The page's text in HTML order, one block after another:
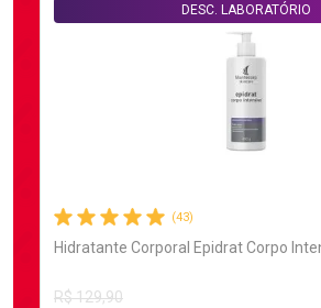
(43)
Hidratante Corporal Epidrat Corpo
DESC. LABORATÓRIO
R$ 129,90